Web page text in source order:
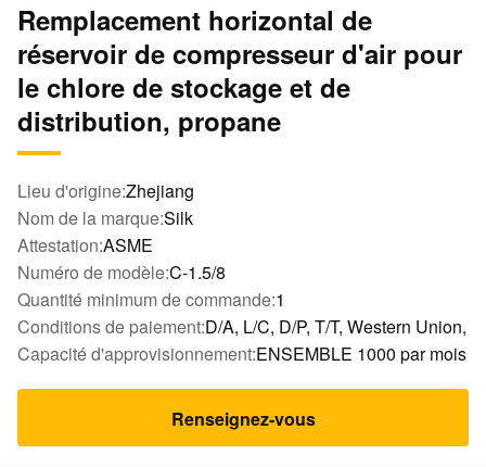
Remplacement horizontal de
réservoir de compresseur d'air pour
le chlore de stockage et de
distribution, propane
Lieu d'origine:Zhejiang
Nom de la marque:Silk
Attestation:ASME
Numéro de modèle:C-1.5/8
Quantité minimum de commande:1
Conditions de paiement:D/A, L/C, D/P, T/T, Western Union,
Capacité d'approvisionnement:ENSEMBLE 1000 par mois
Renseignez-vous